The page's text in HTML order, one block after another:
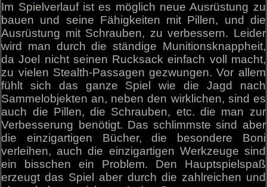
Im Spielverlauf ist es möglich neue Ausrüstung zu
bauen und seine Fähigkeiten mit Pillen, und die
Ausrüstung mit Schrauben, zu verbessern. Leider
wird man durch die ständige Munitionsknappheit,
da Joel nicht seinen Rucksack einfach voll macht,
zu vielen Stealth-Passagen gezwungen. Vor allem
fühlt sich das ganze Spiel wie die Jagd nach
Sammelobjekten an, neben den wirklichen, sind es
auch die Pillen, die Schrauben, etc. die man zur
Verbesserung benötigt. Das schlimmste sind aber
die einzigartigen Bücher, die besondere Boni
verleihen, auch die einzigartigen Werkzeuge sind
ein bisschen ein Problem. Den Hauptspielspaß
erzeugt das Spiel aber durch die zahlreichen und